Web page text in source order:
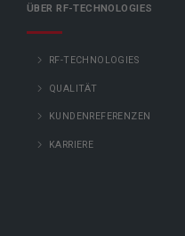
ÜBER RF-TECHNOLOGIES
RF-TECHNOLOGIES
QUALITÄT
KUNDENREFERENZEN
KARRIERE